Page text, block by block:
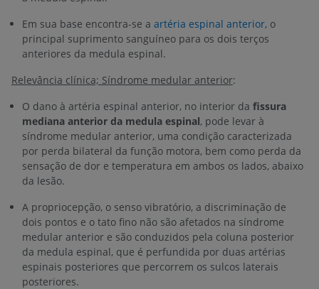
Em sua base encontra-se a artéria espinal anterior, o
principal suprimento sanguíneo para os dois terços
anteriores da medula espinal.
Relevância clínica; Síndrome medular anterior:
O dano à artéria espinal anterior, no interior da fissura
mediana anterior da medula espinal, pode levar à
síndrome medular anterior, uma condição caracterizada
por perda bilateral da função motora, bem como perda da
sensação de dor e temperatura em ambos os lados, abaixo
da lesão.
A propriocepção, o senso vibratório, a discriminação de
dois pontos e o tato fino não são afetados na síndrome
medular anterior e são conduzidos pela coluna posterior
da medula espinal, que é perfundida por duas artérias
espinais posteriores que percorrem os sulcos laterais
posteriores.